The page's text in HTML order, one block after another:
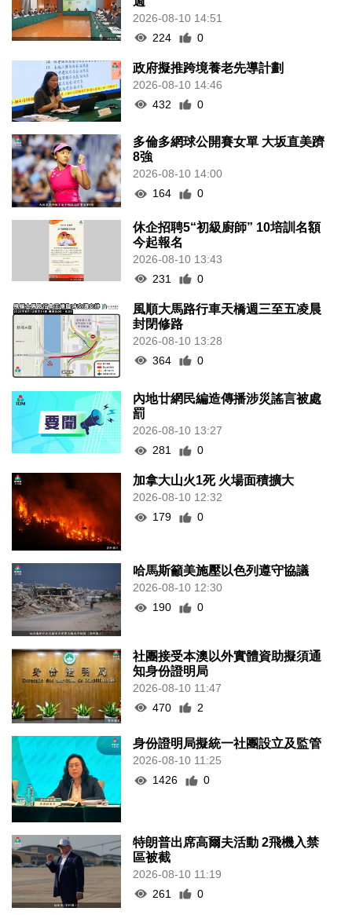
2026-08-10 14:51
224
0
政府擬推跨境養老先導計劃
2026-08-10 14:46
432
0
多倫多網球公開賽女單 大坂直美躋
8強
2026-08-10 14:00
164
0
休企招聘5“初級廚師” 10培訓名額
今起報名
2026-08-10 13:43
231
0
風順大馬路行車天橋週三至五凌晨
封閉修路
2026-08-10 13:28
364
0
內地廿網民編造傳播涉災謠言被處
罰
2026-08-10 13:27
281
0
加拿大山火1死 火場面積擴大
2026-08-10 12:32
179
0
哈馬斯籲美施壓以色列遵守協議
2026-08-10 12:30
190
0
社團接受本澳以外實體資助擬須通
知身份證明局
2026-08-10 11:47
470
2
身份證明局擬統一社團設立及監管
2026-08-10 11:25
1426
0
特朗普出席高爾夫活動 2飛機入禁
區被截
2026-08-10 11:19
261
0